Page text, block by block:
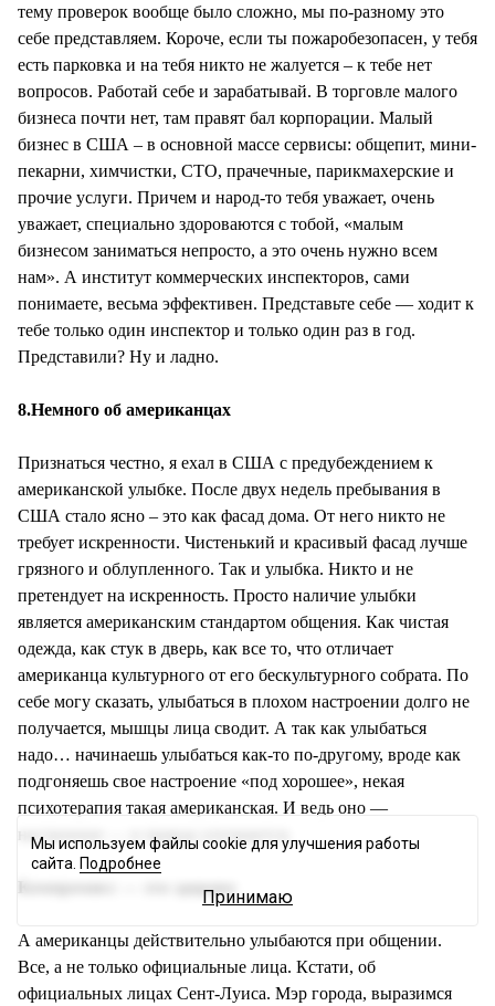
тему проверок вообще было сложно, мы по-разному это
себе представляем. Короче, если ты пожаробезопасен, у тебя
есть парковка и на тебя никто не жалуется – к тебе нет
вопросов. Работай себе и зарабатывай. В торговле малого
бизнеса почти нет, там правят бал корпорации. Малый
бизнес в США – в основной массе сервисы: общепит, мини-
пекарни, химчистки, СТО, прачечные, парикмахерские и
прочие услуги. Причем и народ-то тебя уважает, очень
уважает, специально здороваются с тобой, «малым
бизнесом заниматься непросто, а это очень нужно всем
нам». А институт коммерческих инспекторов, сами
понимаете, весьма эффективен. Представьте себе — ходит к
тебе только один инспектор и только один раз в год.
Представили? Ну и ладно.
8.Немного об американцах
Признаться честно, я ехал в США с предубеждением к
американской улыбке. После двух недель пребывания в
США стало ясно – это как фасад дома. От него никто не
требует искренности. Чистенький и красивый фасад лучше
грязного и облупленного. Так и улыбка. Никто и не
претендует на искренность. Просто наличие улыбки
является американским стандартом общения. Как чистая
одежда, как стук в дверь, как все то, что отличает
американца культурного от его бескультурного собрата. По
себе могу сказать, улыбаться в плохом настроении долго не
получается, мышцы лица сводит. А так как улыбаться
надо… начинаешь улыбаться как-то по-другому, вроде как
подгоняешь свое настроение «под хорошее», некая
психотерапия такая американская. И ведь оно —
настроение — и правда улучшается.
Компромисс — это здорово
А американцы действительно улыбаются при общении.
Все, а не только официальные лица. Кстати, об
официальных лицах Сент-Луиса. Мэр города, выразимся
Мы используем файлы cookie для улучшения работы
сайта. Подробнее
Принимаю